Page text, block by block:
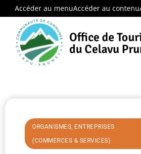
Accéder au menuAccéder au contenu
Office de
du Celavu
ORGANISMES, ENTREPRISES
(COMMERCES & SERVICES)